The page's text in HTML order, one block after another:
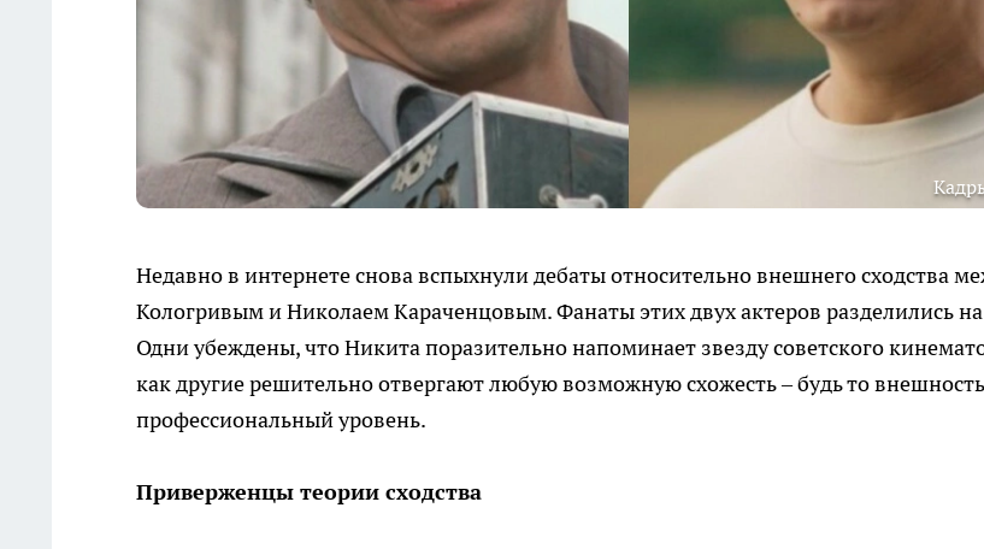
Недавно в интернете снова вспыхнули дебаты относительно внешнего сходства
Кологривым и Николаем Караченцовым. Фанаты этих двух актеров разделились
Одни убеждены, что Никита поразительно напоминает звезду советского
как другие решительно отвергают любую возможную схожесть – будь то
профессиональный уровень.
Приверженцы теории сходства